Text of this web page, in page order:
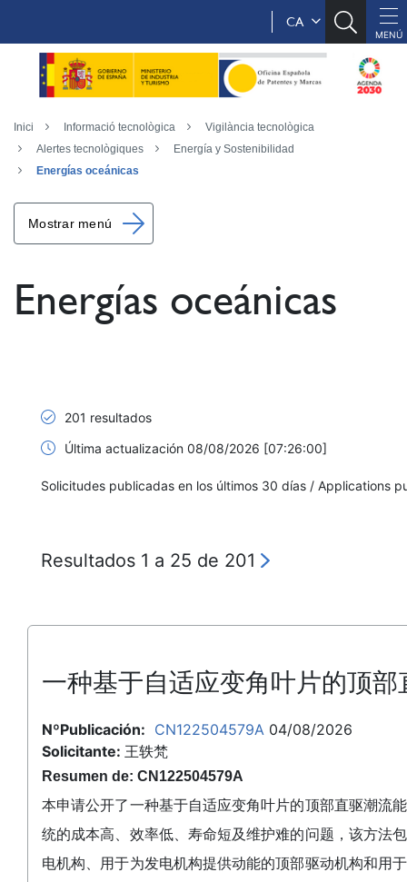
CA
Inici Informació tecnològica
Vigilància tecnològica
Alertes tecnològiques
Energía y Sostenibilidad
Energías oceánicas
Mostrar menú
Energías oceánicas
201 resultados
Última actualización 08/08/2026 [07:26:00]
Solicitudes publicadas en los últimos 30 días / Applications
Resultados 1 a 25 de 201
一种基于自适应变角叶片的顶
NºPublicación: CN122504579A 04/08/2026
Solicitante: 王轶梵
Resumen de: CN122504579A
本申请公开了一种基于自适应变角叶片的顶部直驱潮流
统的成本高、效率低、寿命短及维护难的问题，该方法
电机构、用于为发电机构提供动能的顶部驱动机构和用